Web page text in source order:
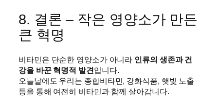
8. 결론 – 작은 영양소가 만든
큰 혁명
비타민은 단순한 영양소가 아니라 인류의 생존과 건
강을 바꾼 혁명적 발견입니다.
오늘날에도 우리는 종합비타민, 강화식품, 햇빛 노출
등을 통해 여전히 비타민과 함께 살아갑니다.